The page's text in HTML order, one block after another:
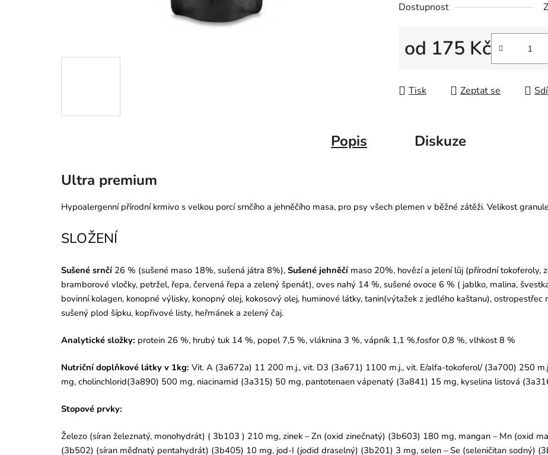
Dostupnost
od 175 Kč
Tisk Zeptat se
Popis Diskuze
Ultra premium
Hypoalergenní přírodní krmivo s velkou porcí srnčího a jehněčího masa, pro psy všech plemen v běžné zátěži. Velikost
SLOŽENÍ
Sušené srnčí 26 % (sušené maso 18%, sušená játra 8%), Sušené jehněčí maso 20%, hovězí a jelení lůj (přírodní tokoferoly,
bramborové vločky, petržel, řepa, červená řepa a zelený špenát), oves nahý 14 %, sušené ovoce 6 % ( jablko, malina,
bovinní kolagen, konopné výlisky, konopný olej, kokosový olej, huminové látky, tanin(výtažek z jedlého kaštanu), ostropestřec
sušený plod šípku, kopřivové listy, heřmánek a zelený čaj.
Analytické složky: protein 26 %, hrubý tuk 14 %, popel 7,5 %, vláknina 3 %, vápník 1,1 %,fosfor 0,8 %, vlhkost 8 %
Nutriční doplňkové látky v 1kg: Vit. A (3a672a) 11 200 m.j., vit. D3 (3a671) 1100 m.j., vit. E/alfa-tokoferol/ (3a700) 250
mg, cholinchlorid(3a890) 500 mg, niacinamid (3a315) 50 mg, pantotenaen vápenatý (3a841) 15 mg, kyselina listová
Stopové prvky:
Železo (síran železnatý, monohydrát) ( 3b103 ) 210 mg, zinek – Zn (oxid zinečnatý) (3b603) 180 mg, mangan – Mn (oxid
(3b502) (síran měďnatý pentahydrát) (3b405) 10 mg, jod-I (jodid draselný) (3b201) 3 mg, selen – Se (seleničitan sodný)